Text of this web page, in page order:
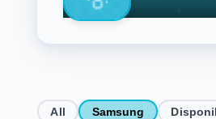
All Samsung